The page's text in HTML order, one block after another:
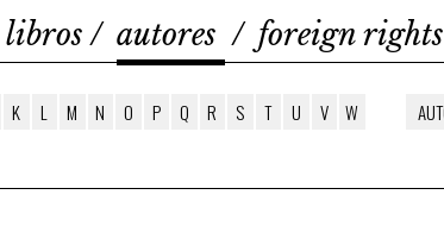
libros autores foreign rights
K L M N O P Q R S T U V
W